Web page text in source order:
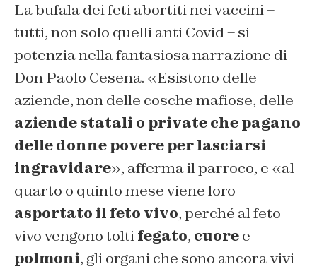
La bufala dei feti abortiti nei vaccini –
tutti, non solo quelli anti Covid – si
potenzia nella fantasiosa narrazione di
Don Paolo Cesena. «Esistono delle
aziende, non delle cosche mafiose, delle
aziende statali o private che pagano
delle donne povere per lasciarsi
ingravidare», afferma il parroco, e «al
quarto o quinto mese viene loro
asportato il feto vivo, perché al feto
vivo vengono toltifegato, cuoree
polmoni, gli organi che sono ancora vivi